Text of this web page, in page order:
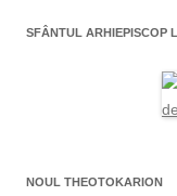
SFÂNTUL ARHIEPISCOP
NOUL THEOTOKARION